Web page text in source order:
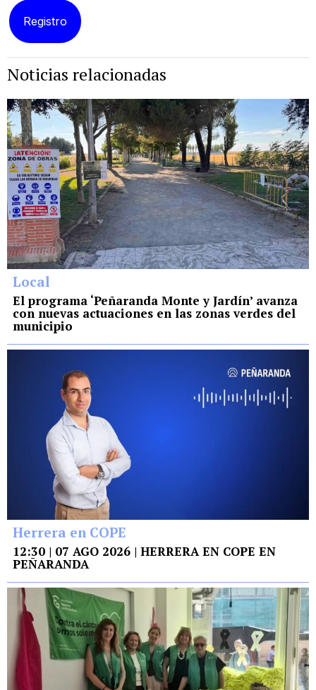
Noticias relacionadas
Local
El programa ‘Peñaranda Monte y Jardín’ avanza
con nuevas actuaciones en las zonas verdes del
municipio
Herrera en COPE
12:30 | 07 AGO 2026 | HERRERA EN COPE EN
PEÑARANDA